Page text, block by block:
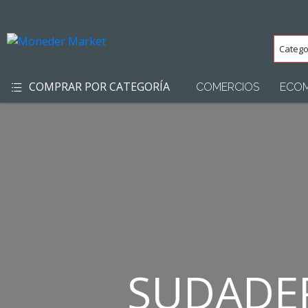
COMPRAR POR CATEGORÍA
COMERCIOS